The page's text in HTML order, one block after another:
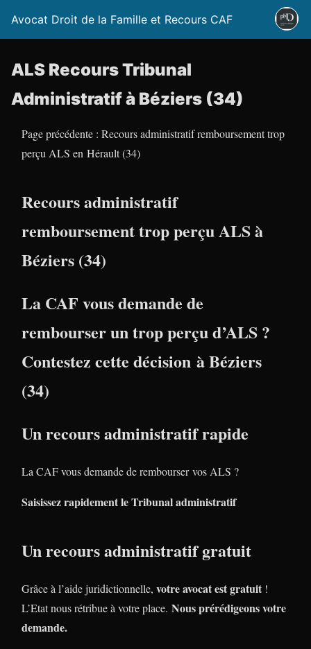
Avocat Droit de la Famille et Recours CAF
ALS Recours Tribunal
Administratif à Béziers (34)
Page précédente : Recours administratif remboursement trop
perçu ALS en Hérault (34)
Recours administratif
remboursement trop perçu ALS à
Béziers (34)
La CAF vous demande de
rembourser un trop perçu d’ALS ?
Contestez cette décision à Béziers
(34)
Un recours administratif rapide
La CAF vous demande de rembourser vos ALS ?
Saisissez rapidement le Tribunal administratif
Un recours administratif gratuit
Grâce à l’aide juridictionnelle, votre avocat est gratuit !
L’Etat nous rétribue à votre place. Nous prérédigeons votre
demande.